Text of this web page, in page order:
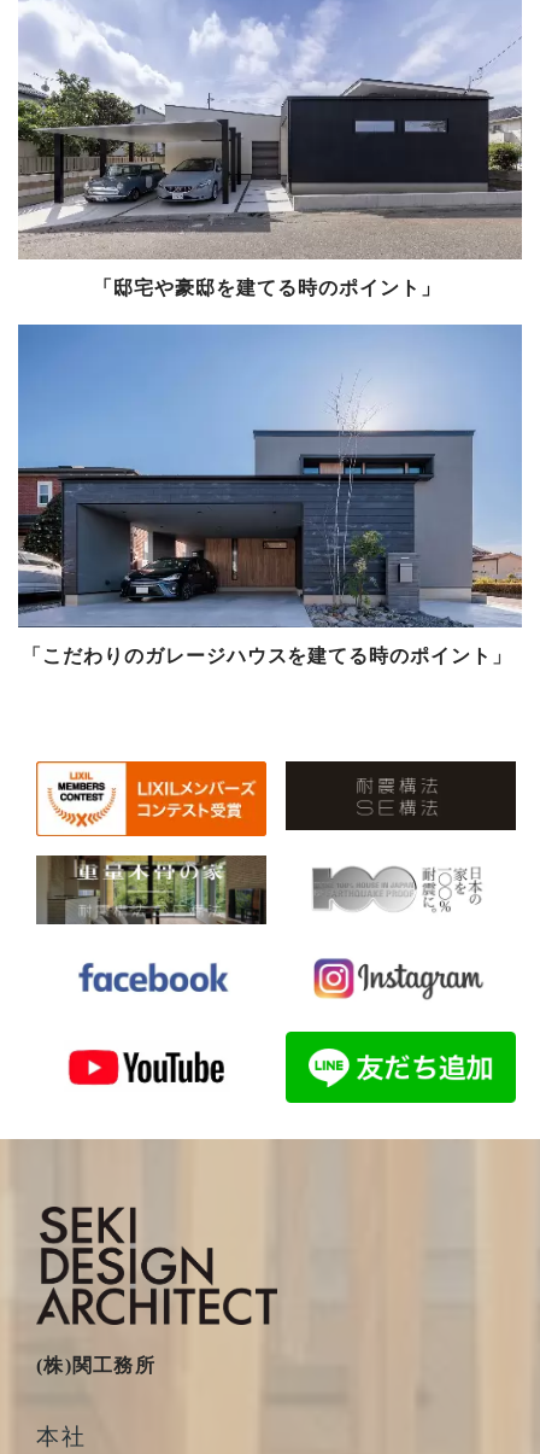
「邸宅や豪邸を建てる時のポイント」
「 こだわりのガレージハウスを建てる時のポイント 」
(株)関工務所
本社